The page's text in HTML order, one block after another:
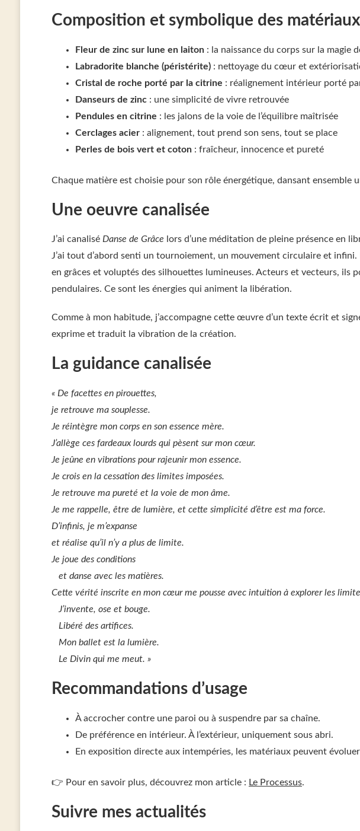
Composition et symbolique des matériaux
Fleur de zinc sur lune en laiton: la naissance du corps sur la magie
Labradorite blanche (péristérite): nettoyage du cœur et
Cristal de roche porté par la citrine : réalignement intérieur porté
Danseurs de zinc: une simplicité de vivre retrouvée
Pendules en citrine : les jalons de la voie de l’équilibre maîtrisée
Cerclages acier: alignement, tout prend son sens, tout se place
Perles de bois vert et coton: fraîcheur, innocence et pureté
Chaque matière est choisie pour son rôle énergétique, dansant ensemble
Une oeuvre canalisée
J’ai canalisé Danse de Grâce lors d’une méditation de pleine présence en
J’ai tout d’abord senti un tournoiement, un mouvement circulaire et
en grâces et voluptés des silhouettes lumineuses. Acteurs et vecteurs, ils
pendulaires. Ce sont les énergies qui animent la libération.
Comme à mon habitude, j’accompagne cette œuvre d’un texte écrit et
exprime et traduit la vibration de la création.
La guidance canalisée
« De facettes en pirouettes,
je retrouve ma souplesse.
Je réintègre mon corps en son essence mère.
J’allège ces fardeaux lourds qui pèsent sur mon cœur.
Je jeûne en vibrations pour rajeunir mon essence.
Je crois en la cessation des limites imposées.
Je retrouve ma pureté et la voie de mon âme.
Je me rappelle, être de lumière, et cette simplicité d’être est ma force.
D’infinis, je m’expanse
et réalise qu’il n’y a plus de limite.
Je joue des conditions
et danse avec les matières.
Cette vérité inscrite en mon cœur me pousse avec intuition à explorer les
J’invente, ose et bouge.
Libéré des artifices.
Mon ballet est la lumière.
Le Divin qui me meut. »
Recommandations d’usage
À accrocher contre une paroi ou à suspendre par sa chaîne.
De préférence en intérieur. À l’extérieur, uniquement sous abri.
En exposition directe aux intempéries, les matériaux peuvent
👉 Pour en savoir plus, découvrez mon article : Le Processus.
Suivre mes actualités